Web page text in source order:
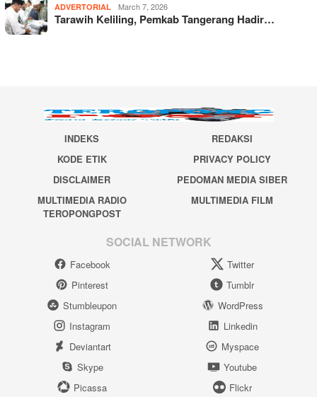
ADVERTORIAL March 7, 2026
Tarawih Keliling, Pemkab Tangerang Hadir…
INDEKS
REDAKSI
KODE ETIK
PRIVACY POLICY
DISCLAIMER
PEDOMAN MEDIA SIBER
MULTIMEDIA RADIO
TEROPONGPOST
MULTIMEDIA FILM
SOCIAL NETWORK
Facebook
Twitter
Pinterest
Tumblr
Stumbleupon
WordPress
Instagram
Linkedin
Deviantart
Myspace
Skype
Youtube
Picassa
Flickr